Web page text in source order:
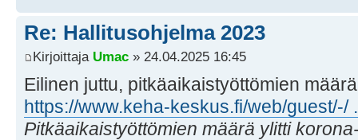
Re: Hallitusohjelma 2023
Kirjoittaja Umac » 24.04.2025 16:45
Eilinen juttu, pitkäaikaistyöttömien
https://www.keha-keskus.fi/web/guest/-/
Pitkäaikaistyöttömien määrä ylitti